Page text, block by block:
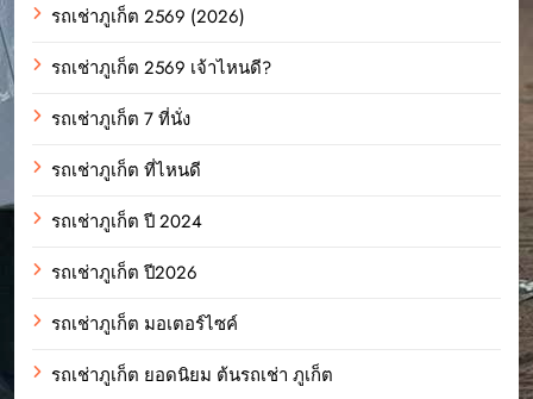
รถเช่าภูเก็ต 2569 (2026)
รถเช่าภูเก็ต 2569 เจ้าไหนดี?
รถเช่าภูเก็ต 7 ที่นั่ง
รถเช่าภูเก็ต ที่ไหนดี
รถเช่าภูเก็ต ปี 2024
รถเช่าภูเก็ต ปี2026
รถเช่าภูเก็ต มอเตอร์ไซค์
รถเช่าภูเก็ต ยอดนิยม ต้นรถเช่า ภูเก็ต